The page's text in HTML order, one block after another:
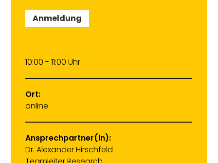
Anmeldung
10:00 - 11:00 Uhr
Ort:
online
Ansprechpartner(in):
Dr. Alexander Hirschfeld